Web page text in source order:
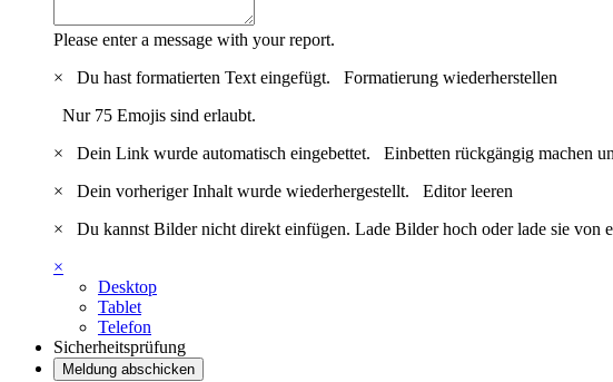
Please enter a message with your report.
×
Du hast formatierten Text eingefügt. Formatierung wiederherstellen
Nur 75 Emojis sind erlaubt.
×
Dein Link wurde automatisch eingebettet. Einbetten rückgängig machen
×
Dein vorheriger Inhalt wurde wiederhergestellt. Editor leeren
×
Du kannst Bilder nicht direkt einfügen. Lade Bilder hoch oder lade sie von
×
Desktop
Tablet
Telefon
Sicherheitsprüfung
Meldung abschicken